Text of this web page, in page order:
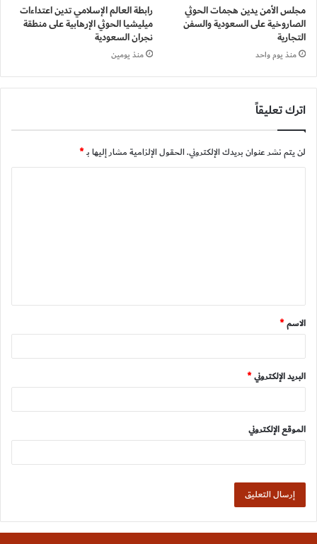
مجلس الأمن يدين هجمات الحوثي
الصاروخية على السعودية والسفن
التجارية
منذ يوم واحد
رابطة العالم الإسلامي تدين اعتداءات
ميليشيا الحوثي الإرهابية على منطقة
نجران السعودية
منذ يومين
اترك تعليقاً
لن يتم نشر عنوان بريدك الإلكتروني.الحقول الإلزامية مشار إليها بـ*
ق
*
الاسم*
البريد الإلكتروني*
الموقع الإلكتروني